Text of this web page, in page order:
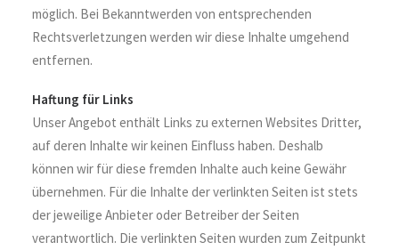
möglich. Bei Bekanntwerden von entsprechenden
Rechtsverletzungen werden wir diese Inhalte umgehend
entfernen.
Haftung für Links
Unser Angebot enthält Links zu externen Websites Dritter,
auf deren Inhalte wir keinen Einfluss haben. Deshalb
können wir für diese fremden Inhalte auch keine Gewähr
übernehmen. Für die Inhalte der verlinkten Seiten ist stets
der jeweilige Anbieter oder Betreiber der Seiten
verantwortlich. Die verlinkten Seiten wurden zum Zeitpunkt